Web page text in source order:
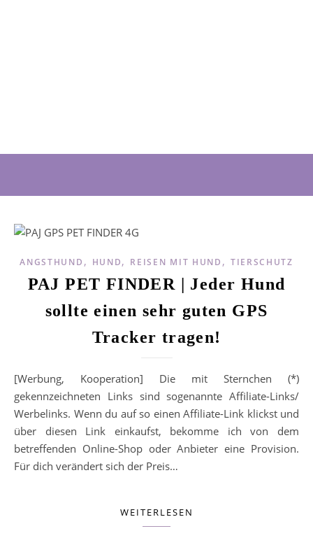
ANGSTHUND , HUND, REISEN MIT HUND , TIERSCHUTZ
PAJ PET FINDER | Jeder Hund
sollte einen sehr guten GPS
Tracker tragen!
[Werbung, Kooperation] Die mit Sternchen (*)
gekennzeichneten Links sind sogenannte Affiliate-Links/
Werbelinks. Wenn du auf so einen Affiliate-Link klickst und
über diesen Link einkaufst, bekomme ich von dem
betreffenden Online-Shop oder Anbieter eine Provision.
Für dich verändert sich der Preis…
WEITERLESEN